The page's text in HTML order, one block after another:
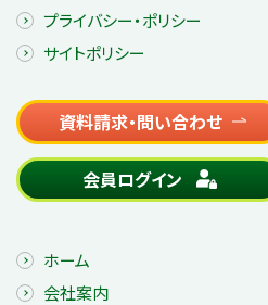
プライバシー・ポリシー
サイトポリシー
資料請求・問い合わせ
会員ログイン
ホーム
会社案内